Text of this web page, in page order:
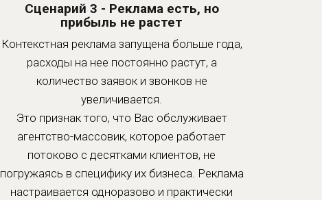
Сценарий 3 - Реклама есть, но
прибыль не растет
Контекстная реклама запущена больше года,
расходы на нее постоянно растут, а
количество заявок и звонков не
увеличивается.
Это признак того, что Вас обслуживает
агентство-массовик, которое работает
потоково с десятками клиентов, не
погружаясь в специфику их бизнеса. Реклама
настраивается одноразово и практически